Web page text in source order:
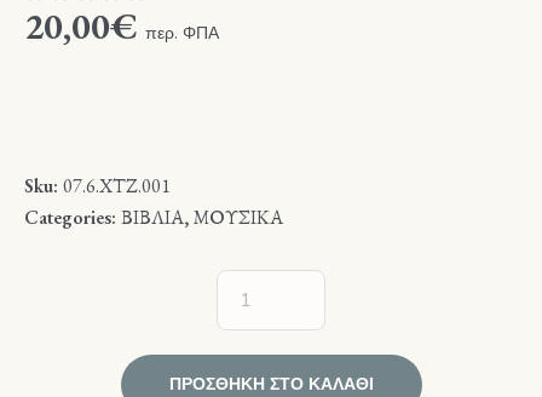
20,00€ περ. ΦΠΑ
Sku: 07.6.ΧΤΖ.001
Categories: ΒΙΒΛΙΑ,ΜΟΥΣΙΚΑ
ΠΡΟΣΘΉΚΗ ΣΤΟ ΚΑΛΆΘΙ